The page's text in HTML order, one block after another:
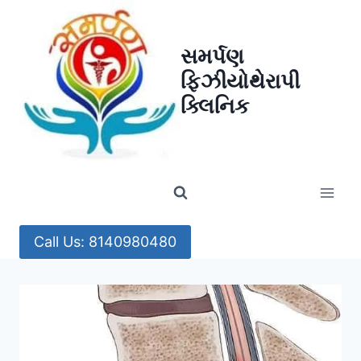
સમર્પણ
ફિઝીયોથેરાપી
ક્લિનિક
Call Us: 8140980480